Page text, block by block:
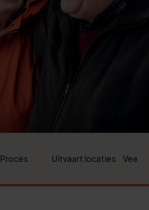
Proces Uitvaart locaties